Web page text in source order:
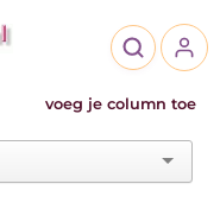
voeg je column toe